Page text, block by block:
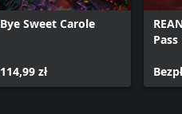
Bye Sweet Carole
114,99 zł
Pass